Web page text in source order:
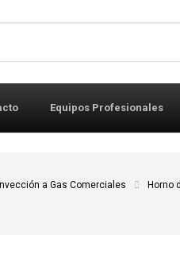
Equipos Profesionales
a Gas Comerciales
Horno